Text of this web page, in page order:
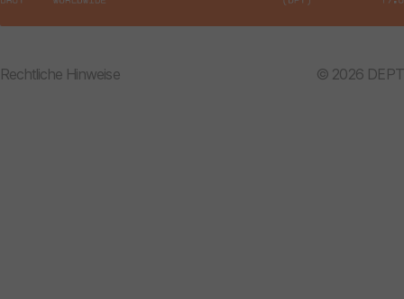
Rechtliche Hinweise © 2026 DEPT